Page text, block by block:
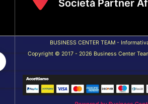
Società Partner
BUSINESS CENTER TEAM -
Copyright © 2017 - 2026 Business Center